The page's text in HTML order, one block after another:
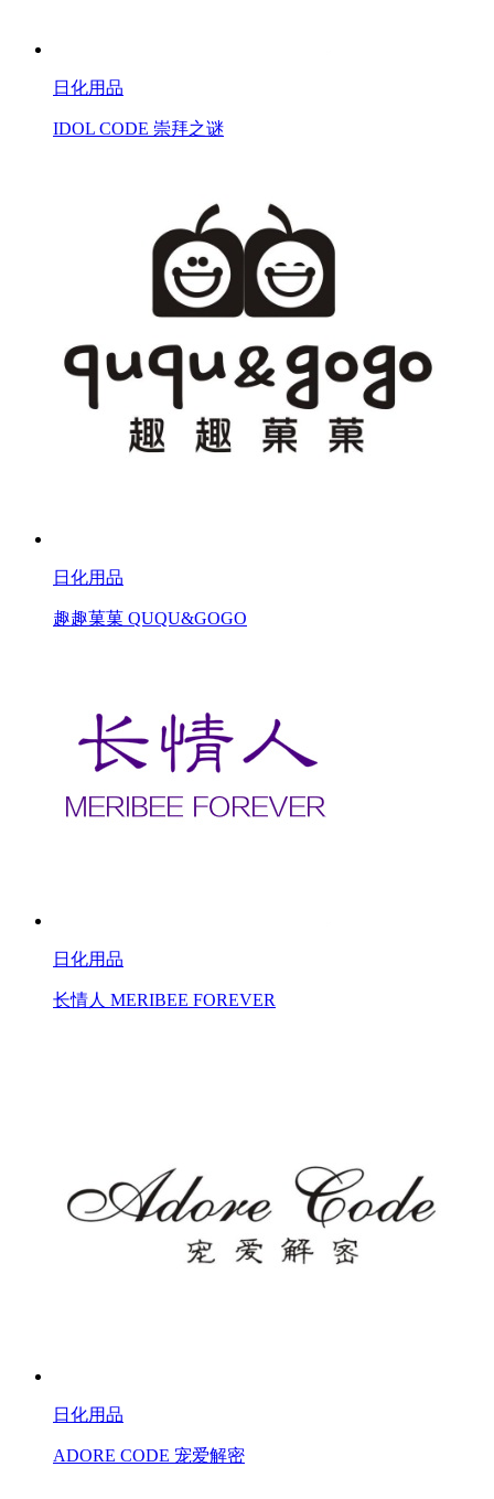
日化用品
IDOL CODE 崇拜之谜
日化用品
趣趣菓菓 QUQU&GOGO
日化用品
长情人 MERIBEE FOREVER
日化用品
ADORE CODE 宠爱解密